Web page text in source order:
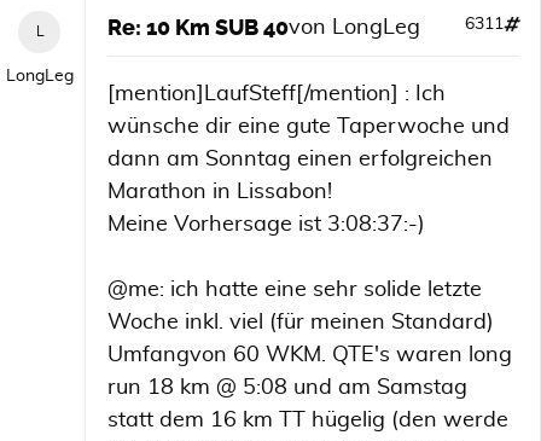
LongLeg
Re: 10 Km SUB 40 6311
von LongLeg
[mention]LaufSteff[/mention] : Ich
wünsche dir eine gute Taperwoche und
dann am Sonntag einen erfolgreichen
Marathon in Lissabon!
Meine Vorhersage ist 3:08:37:-)
@me: ich hatte eine sehr solide letzte
Woche inkl. viel (für meinen Standard)
Umfangvon 60 WKM. QTE's waren long
run 18 km @ 5:08 und am Samstag
statt dem 16 km TT hügelig (den werde